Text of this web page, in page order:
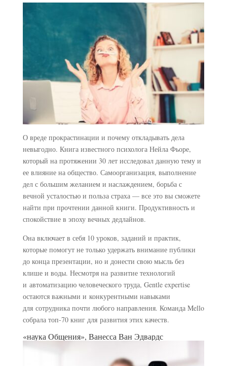
О вреде прокрастинации и почему откладывать дела
невыгодно. Книга известного психолога Нейла Фьоре,
который на протяжении 30 лет исследовал данную тему и
ее влияние на общество. Самоорганизация, выполнение
дел с большим желанием и наслаждением, борьба с
вечной усталостью и польза страха — все это вы сможете
найти при прочтении данной книги. Продуктивность и
спокойствие в эпоху вечных дедлайнов.
Она включает в себя 10 уроков, заданий и практик,
которые помогут не только удержать внимание публики
до конца презентации, но и донести свою мысль без
клише и воды. Несмотря на развитие технологий
и автоматизацию человеческого труда, Gentle expertise
остаются важными и конкурентными навыками
для сотрудника почти любого направления. Команда Mello
собрала топ-70 книг для развития этих качеств.
«наука Общения», Ванесса Ван Эдвардс